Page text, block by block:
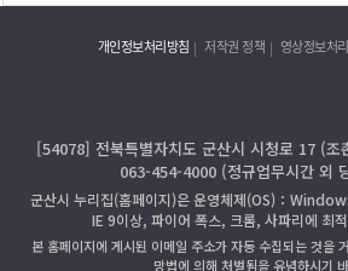
개인정보처리방침 저작권 정책 영상정보처
[54078] 전북특별자치도 군산시 시청로 17 (조
063-454-4000 (정규업무시간 외
군산시 누리집(홈페이지)은 운영체제(OS)：
IE 9이상, 파이어 폭스, 크롬, 사파리에 최
본 홈페이지에 게시된 이메일 주소가 자동 수집되는 것을
망법에 의해 처벌됨을 유념하시기